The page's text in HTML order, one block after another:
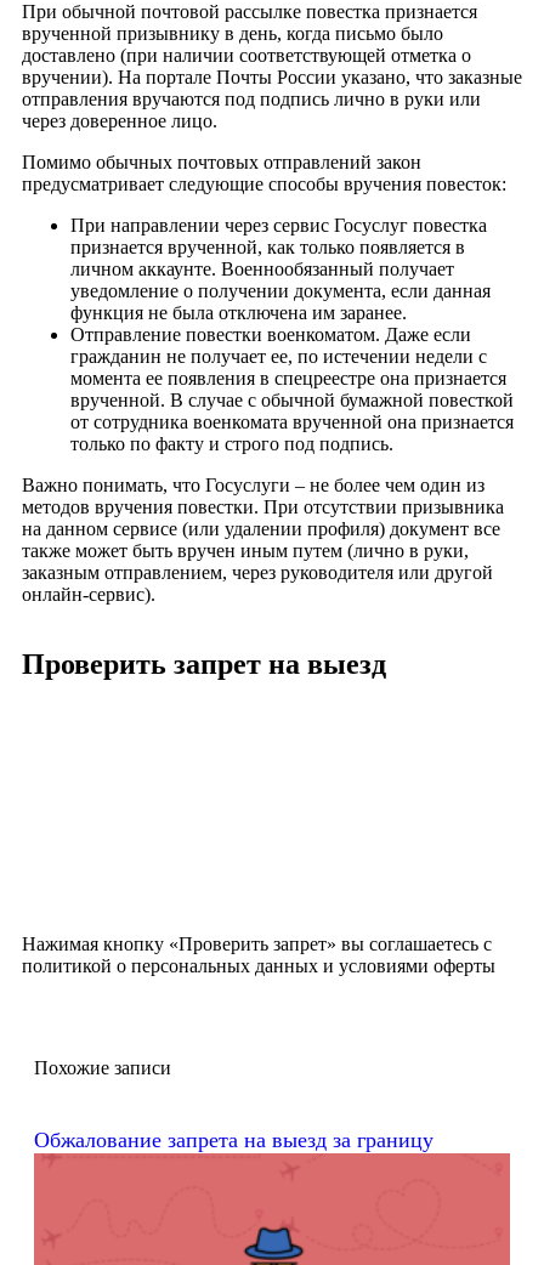
При обычной почтовой рассылке повестка признается
врученной призывнику в день, когда письмо было
доставлено (при наличии соответствующей отметка о
вручении). На портале Почты России указано, что заказные
отправления вручаются под подпись лично в руки или
через доверенное лицо.
Помимо обычных почтовых отправлений закон
предусматривает следующие способы вручения повесток:
При направлении через сервис Госуслуг повестка
признается врученной, как только появляется в
личном аккаунте. Военнообязанный получает
уведомление о получении документа, если данная
функция не была отключена им заранее.
Отправление повестки военкоматом. Даже если
гражданин не получает ее, по истечении недели с
момента ее появления в спецреестре она признается
врученной. В случае с обычной бумажной повесткой
от сотрудника военкомата врученной она признается
только по факту и строго под подпись.
Важно понимать, что Госуслуги – не более чем один из
методов вручения повестки. При отсутствии призывника
на данном сервисе (или удалении профиля) документ все
также может быть вручен иным путем (лично в руки,
заказным отправлением, через руководителя или другой
онлайн-сервис).
Проверить запрет на выезд
Нажимая кнопку «Проверить запрет» вы соглашаетесь с
политикой о персональных данных и условиями оферты
Похожие записи
Обжалование запрета на выезд за границу